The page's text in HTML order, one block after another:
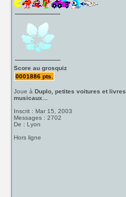
Score au grosquiz
0001886 pts.
Joue àDuplo, petites voitures et livres
musicaux...
Inscrit : Mar 15, 2003
Messages : 2702
De : Lyon
Hors ligne